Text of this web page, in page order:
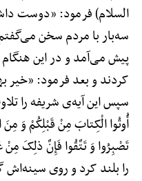
السلام) فرمود: «دوست
سه‌بار با مردم سخن
پیش می‌آمد و در این
کردند و بعد فرمود: «خیر
سپس این آیه‌ی شریفه را
أُوتُوا الْکِتابَ مِنْ قَبْلِکُمْ وَ
تَصْبِرُوا وَ تَتَّقُوا فَإِنَّ ذلِکَ
را بلند کرد و روی